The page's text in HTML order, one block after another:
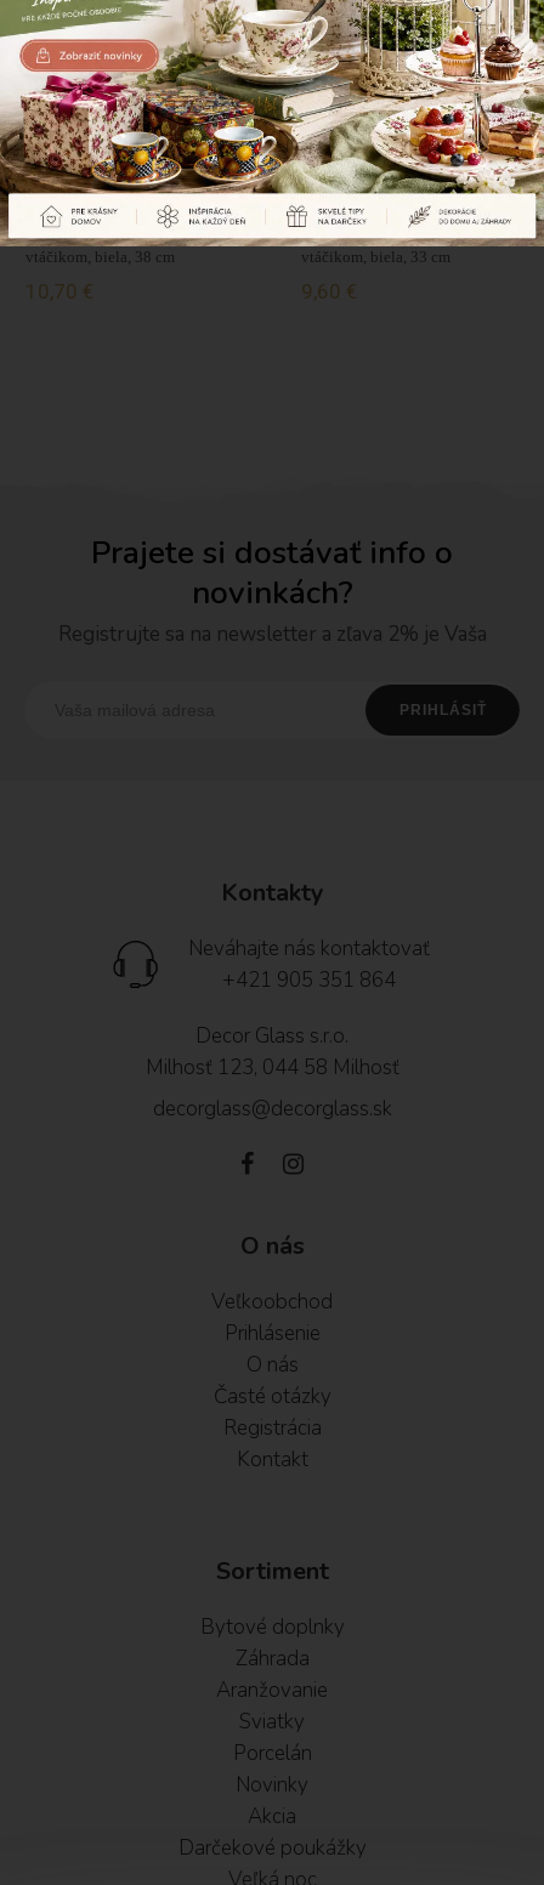
Naposledy prezerané produkty
Dekoračná klietka, kovová s
vtáčikom, biela, 38 cm
10,70 €
Dekoračná klietka, kovová s
vtáčikom, biela, 33 cm
9,60 €
Prajete si dostávať info o
novinkách?
Registrujte sa na newsletter a zľava 2% je Vaša
Kontakty
Neváhajte nás kontaktovať
+421 905 351 864
Decor Glass s.r.o.
Milhosť 123, 044 58 Milhosť
decorglass@decorglass.sk
O nás
Veľkoobchod
Prihlásenie
O nás
Časté otázky
Registrácia
Kontakt
Sortiment
Bytové doplnky
Záhrada
Aranžovanie
Sviatky
Porcelán
Novinky
Akcia
Darčekové poukážky
Veľká noc